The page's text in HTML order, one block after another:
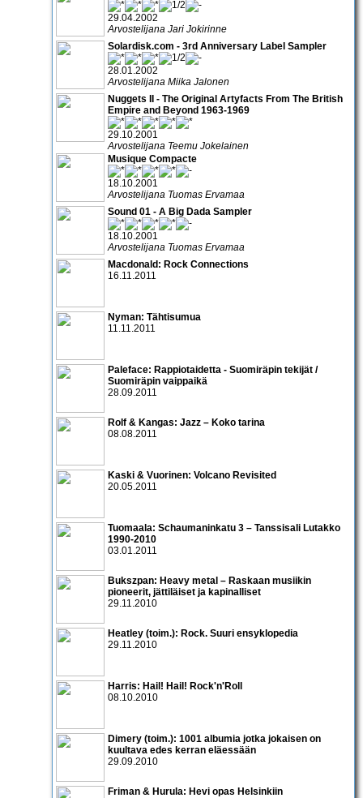
29.04.2002
Arvostelijana Jari Jokirinne
Solardisk.com - 3rd Anniversary Label Sampler
28.01.2002
Arvostelijana Miika Jalonen
Nuggets II - The Original Artyfacts From The British
Empire and Beyond 1963-1969
29.10.2001
Arvostelijana Teemu Jokelainen
Musique Compacte
18.10.2001
Arvostelijana Tuomas Ervamaa
Sound 01 - A Big Dada Sampler
18.10.2001
Arvostelijana Tuomas Ervamaa
Macdonald: Rock Connections
16.11.2011
Nyman: Tähtisumua
11.11.2011
Paleface: Rappiotaidetta - Suomiräpin tekijät /
Suomiräpin vaippaikä
28.09.2011
Rolf & Kangas: Jazz – Koko tarina
08.08.2011
Kaski & Vuorinen: Volcano Revisited
20.05.2011
Tuomaala: Schaumaninkatu 3 – Tanssisali Lutakko
1990­-2010
03.01.2011
Bukszpan: Heavy metal – Raskaan musiikin
pioneerit, jättiläiset ja kapinalliset
29.11.2010
Heatley (toim.): Rock. Suuri ensyklopedia
29.11.2010
Harris: Hail! Hail! Rock'n'Roll
08.10.2010
Dimery (toim.): 1001 albumia jotka jokaisen on
kuultava edes kerran eläessään
29.09.2010
Friman & Hurula: Hevi opas Helsinkiin